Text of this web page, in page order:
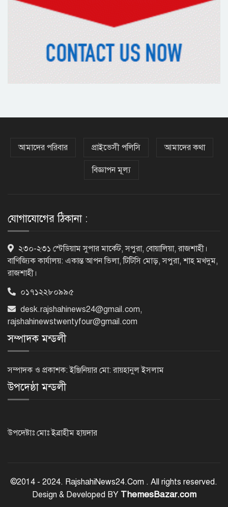
দিল্লিতে শেখ হাসিনা বিতর্ক: বাংলাদেশ-
অষ্টম শ্রেণি পাসেই পুলিশ একাডেমিতে
পাঁচতলার কার্নিশে আটকা মাদ্রাসাছাত্রীকে
উদ্ধার করল ফায়ার সার্ভিস
রিটনের উপস্থিতিতে মহোৎসব
শর্ত
আমাদের পরিবার প্রাইভেসী পলিসি আমাদের কথা
বিজ্ঞাপন মূল্য
যোগাযোগের ঠিকানা :
২৩০-২৩১ স্টেডিয়াম সুপার মার্কেট, সপুরা, বোয়ালিয়া, রাজশাহী।
বাণিজ্যিক কার্যালয়: একান্ত আপন ভিলা, টিটিসি মোড়, সপুরা, শাহ মখদুম,
রাজশাহী।
০১৭১২২৮০৯৯৫
desk.rajshahinews24@gmail.com,
rajshahinewstwentyfour@gmail.com
সম্পাদক মন্ডলী
সম্পাদক ও প্রকাশক: ইঞ্জিনিয়ার মো: রায়হানুল ইসলাম
উপদেষ্ঠা মন্ডলী
উপদেষ্টাঃ মোঃ ইব্রাহীম হায়দার
©2014 - 2024. RajshahiNews24.Com . All rights reserved.
Design & Developed BY ThemesBazar.com